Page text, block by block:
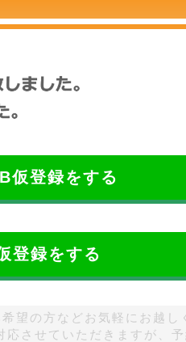
仮登録をする
登録をする
望の方などお気軽にお越
させていただきますが、